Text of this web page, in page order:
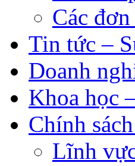
Các
Tin tức –
Doanh
Khoa học
Chính
Lĩnh